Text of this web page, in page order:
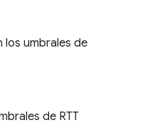
los umbrales de
de RTT